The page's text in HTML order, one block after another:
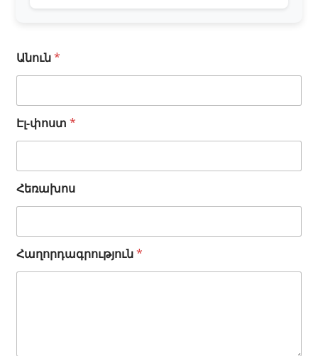
Անուն*
Էլ-փոստ*
Է
ս
տ
Հեռախոս
Հաղորդագրություն*